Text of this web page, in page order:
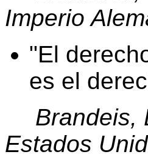
Imperio
El
es el
Brandeis,
Estados